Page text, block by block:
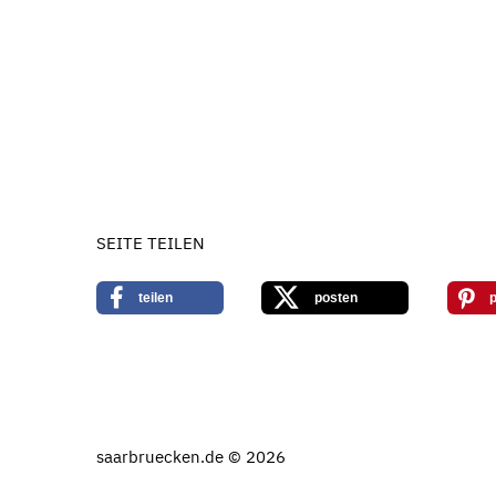
SEITE TEILEN
teilen posten
saarbruecken.de © 2026